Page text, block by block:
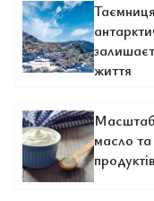
життя
масло